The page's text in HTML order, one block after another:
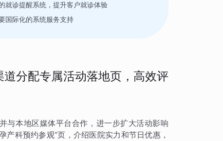
就诊提醒系统，提升客户就诊体验
国际化的系统服务支持
分配专属活动落地页，高效评
与本地区媒体平台合作，进一步扩大活动影响
科预约参观”页，介绍医院实力和节日优惠，